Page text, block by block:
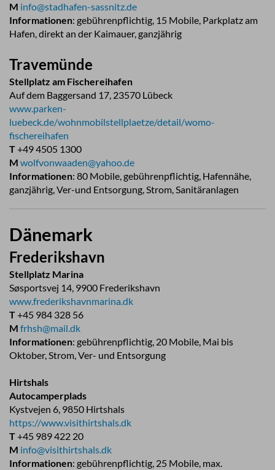
M info@stadhafen-sassnitz.de
Informationen: gebührenpflichtig, 15 Mobile, Parkplatz am
Hafen, direkt an der Kaimauer, ganzjährig
Travemünde
Stellplatz am Fischereihafen
Auf dem Baggersand 17, 23570 Lübeck
www.parken-
luebeck.de/wohnmobilstellplaetze/detail/womo-
fischereihafen
T+49 4505 1300
M wolfvonwaaden@yahoo.de
Informationen: 80 Mobile, gebührenpflichtig, Hafennähe,
ganzjährig, Ver-und Entsorgung, Strom, Sanitäranlagen
Dänemark
Frederikshavn
Stellplatz Marina
Søsportsvej 14, 9900 Frederikshavn
www.frederikshavnmarina.dk
T+45 984 328 56
M frhsh@mail.dk
Informationen: gebührenpflichtig, 20 Mobile, Mai bis
Oktober, Strom, Ver- und Entsorgung
Hirtshals
Autocamperplads
Kystvejen 6, 9850 Hirtshals
https://www.visithirtshals.dk
T+45 989 422 20
M info@visithirtshals.dk
Informationen: gebührenpflichtig, 25 Mobile, max.